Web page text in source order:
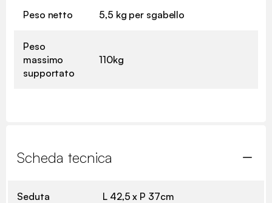
Peso netto 5,5 kg per sgabello
Peso
massimo
supportato
110kg
Scheda tecnica
Seduta L 42,5 x P 37cm